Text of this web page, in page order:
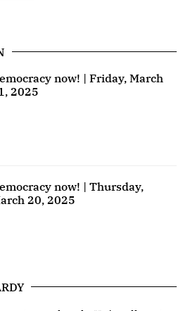
now! | Friday, March
2025
now! | Thursday,
20, 2025